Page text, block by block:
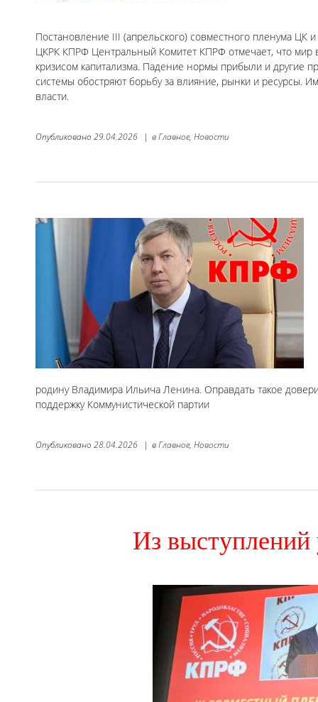
Постановление III (апрельского) совместного пленума ЦК и
ЦКРК КПРФ Центральный Комитет КПРФ отмечает, что мир
кризисом капитализма. Падение нормы прибыли и другие
системы обостряют борьбу за влияние, рынки и ресурсы.
власти.
Опубликовано 29.04.2026 | вГлавное, Новости
родину Владимира Ильича Ленина. Оправдать такое
поддержку Коммунистической партии
Опубликовано 28.04.2026 | вГлавное, Новости
Из выступлений